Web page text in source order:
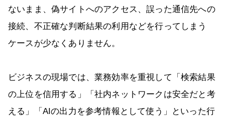
ないまま、偽サイトへのアクセス、誤った通信先への
接続、不正確な判断結果の利用などを行ってしまう
ケースが少なくありません。
ビジネスの現場では、業務効率を重視して「検索結果
の上位を信用する」「社内ネットワークは安全だと考
える」「AIの出力を参考情報として使う」といった行